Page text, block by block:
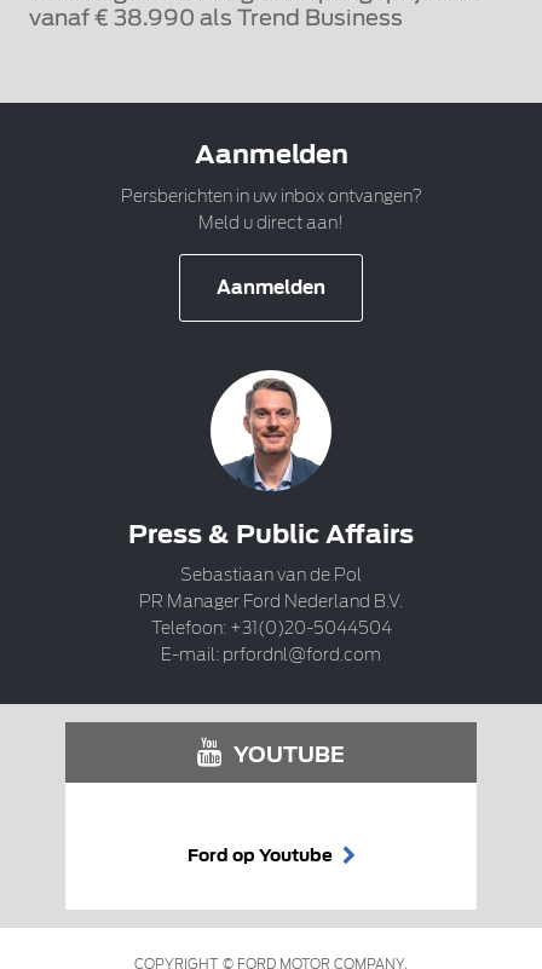
vanaf € 38.990 als Trend Business
Aanmelden
Persberichten in uw inbox ontvangen?
Meld u direct aan!
Aanmelden
Press & Public Affairs
Sebastiaan van de Pol
PR Manager Ford Nederland B.V.
Telefoon: +31(0)20-5044504
E-mail: prfordnl@ford.com
YOUTUBE
Ford op Youtube
COPYRIGHT © FORD MOTOR COMPANY.